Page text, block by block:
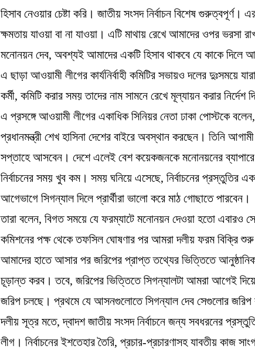
হিসাব নেওয়ার চেষ্টা করি। জাতীয় সংসদ নির্বাচন বিশেষ গুরুত্বপূর্ণ।
ক্ষমতায় যাওয়া বা না যাওয়া। এটি মাথায় রেখে আমাদের ওপর ভরসা
মনোনয়ন দেব, অবশ্যই আমাদের একটি হিসাব থাকবে যে কাকে দিলে
এ ছাড়া আওয়ামী লীগের কার্যনির্বাহী কমিটির সভায়ও দলের দুঃসময়ে
কর্মী, কমিটি করার সময় তাদের নাম সামনে রেখে মূল্যায়ন করার নির্দেশ
এ প্রসঙ্গে আওয়ামী লীগের একাধিক সিনিয়র নেতা ঢাকা পোস্টকে
প্রধানমন্ত্রী শেখ হাসিনা দেশের বাইরে অবস্থান করছেন। তিনি
সপ্তাহে আসবেন। দেশে এলেই বেশ কয়েকজনকে মনোনয়নের ব্যাপারে
নির্বাচনের সময় খুব কম। সময় ঘনিয়ে এসেছে, নির্বাচনের প্রস্তুতির
আগেভাগে সিগন্যাল দিলে প্রার্থীরা ভালো করে মাঠ গোছাতে পারবেন।
তারা বলেন, বিগত সময়ে যে ফরম্যাটে মনোনয়ন দেওয়া হতো এবারও
কমিশনের পক্ষ থেকে তফসিল ঘোষণার পর আমরা দলীয় ফরম বিক্রি
আমাদের হাতে আসার পর জরিপের প্রাপ্ত তথ্যের ভিত্তিতে
চূড়ান্ত করব। তবে, জরিপের ভিত্তিতে সিগন্যালটা আমরা আগেই
জরিপ চলছে। প্রথমে যে আসনগুলোতে সিগন্যাল দেব সেগুলোর জরিপ
দলীয় সূত্র মতে, দ্বাদশ জাতীয় সংসদ নির্বাচনে জন্য সবধরনের
লীগ। নির্বাচনের ইশতেহার তৈরি, প্রচার-প্রচারণাসহ যাবতীয় কাজ